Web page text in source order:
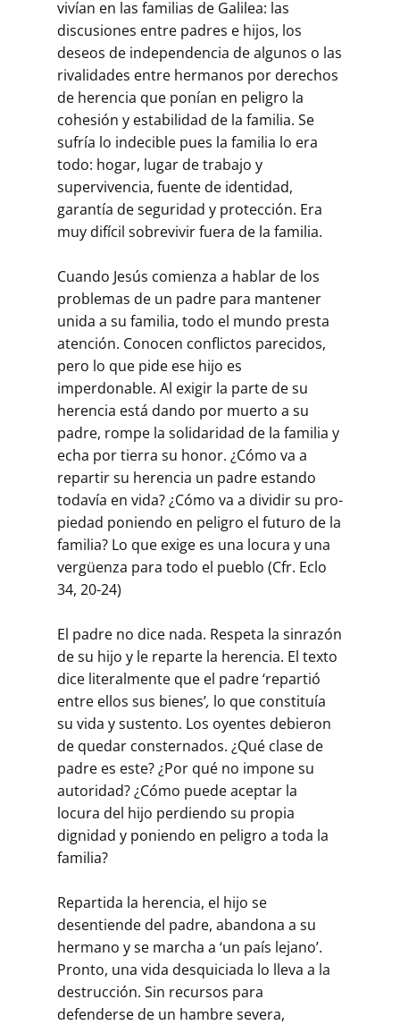
vivían en las familias de Gali­lea: las
discusiones entre padres e hijos, los
deseos de independencia de algunos o las
rivalidades entre hermanos por derechos
de herencia que po­nían en peligro la
cohesión y estabilidad de la familia. Se
sufría lo indeci­ble pues la familia lo era
todo: hogar, lugar de trabajo y
supervivencia, fuente de identidad,
garantía de seguridad y protección. Era
muy difícil sobrevivir fuera de la familia.
Cuando Jesús comienza a hablar de los
problemas de un padre para mantener
unida a su familia, todo el mundo presta
atención. Conocen conflictos parecidos,
pero lo que pide ese hijo es
imperdonable. Al exigir la parte de su
herencia está dando por muerto a su
padre, rompe la soli­daridad de la familia y
echa por tierra su honor. ¿Cómo va a
repartir su herencia un padre estando
todavía en vida? ¿Cómo va a dividir su pro­
piedad poniendo en peligro el futuro de la
familia? Lo que exige es una locura y una
vergüenza para todo el pueblo (Cfr. Eclo
34, 20-24)
El padre no dice nada. Respeta la sinrazón
de su hijo y le reparte la herencia. El texto
dice literalmente que el padre ‘repartió
entre ellos sus bienes’, lo que cons­tituía
su vida y sustento. Los oyentes de­bieron
de quedar consternados. ¿Qué clase de
padre es este? ¿Por qué no impone su
autoridad? ¿Cómo puede aceptar la
locura del hijo perdiendo su propia
dignidad y poniendo en peligro a toda la
familia?
Repartida la herencia, el hijo se
desentiende del padre, abandona a su
hermano y se marcha a ‘un país lejano’.
Pronto, una vida desquiciada lo lleva a la
destrucción. Sin recursos para
defenderse de un hambre severa,